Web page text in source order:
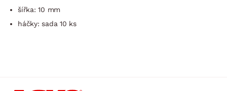
šířka: 10 mm
háčky: sada 10 ks